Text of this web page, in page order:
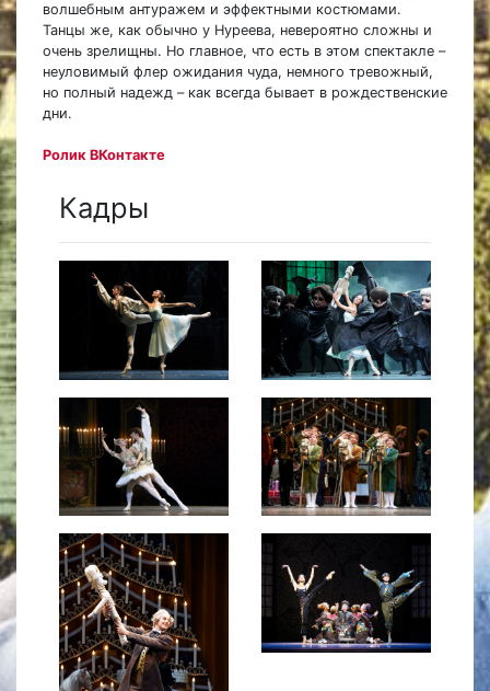
волшебным антуражем и эффектными костюмами.
Танцы же, как обычно у Нуреева, невероятно сложны и
очень зрелищны. Но главное, что есть в этом спектакле –
неуловимый флер ожидания чуда, немного тревожный,
но полный надежд – как всегда бывает в рождественские
дни.
Ролик ВКонтакте
Кадры